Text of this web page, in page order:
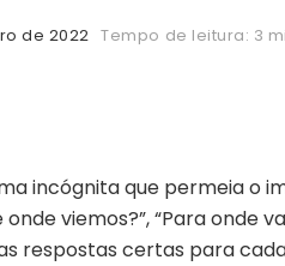
de 2022 Tempo de leitura: 3
incógnita que permeia o
viemos?”, “Para onde
respostas certas para